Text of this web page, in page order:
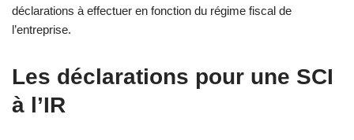
déclarations à effectuer en fonction du régime fiscal de
l’entreprise.
Les déclarations pour une SCI
à l’IR